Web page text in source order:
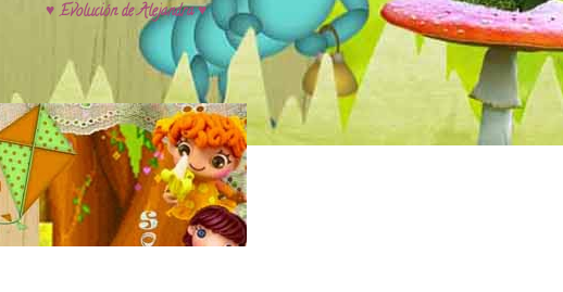
♥️ Evolución de Alejandra ♥️